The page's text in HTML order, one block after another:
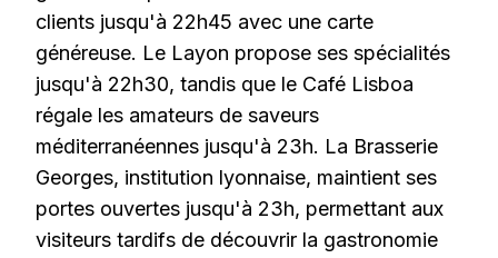
clients jusqu'à 22h45 avec une carte
généreuse. Le Layon propose ses spécialités
jusqu'à 22h30, tandis que le Café Lisboa
régale les amateurs de saveurs
méditerranéennes jusqu'à 23h. La Brasserie
Georges, institution lyonnaise, maintient ses
portes ouvertes jusqu'à 23h, permettant aux
visiteurs tardifs de découvrir la gastronomie